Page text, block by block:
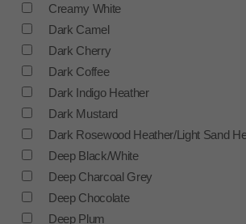
Creamy White
Dark Camel
Dark Cherry
Dark Coffee
Dark Indigo Heather
Dark Mustard
Dark Rosewood Heather/Light Sand
Deep Black/White
Deep Charcoal Grey
Deep Chocolate
Deep Plum